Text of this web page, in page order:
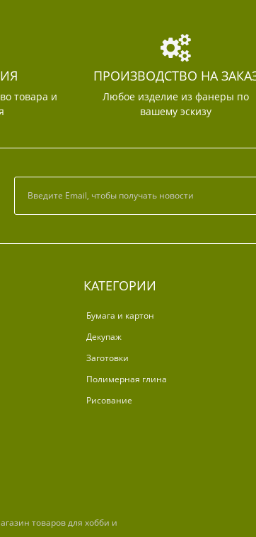
товара и
ПРОИЗВОДСТВО НА
Любое изделие из фанеры по
вашему эскизу
КАТЕГОРИИ
Бумага и картон
Декупаж
Заготовки
Полимерная глина
Рисование
товаров для хобби и